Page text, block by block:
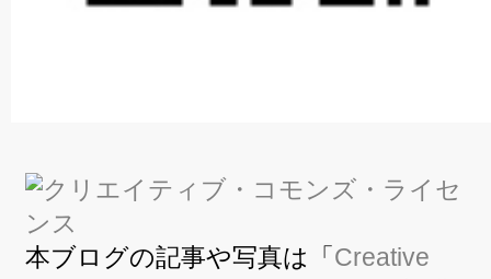
本ブログの記事や写真は「 Creative